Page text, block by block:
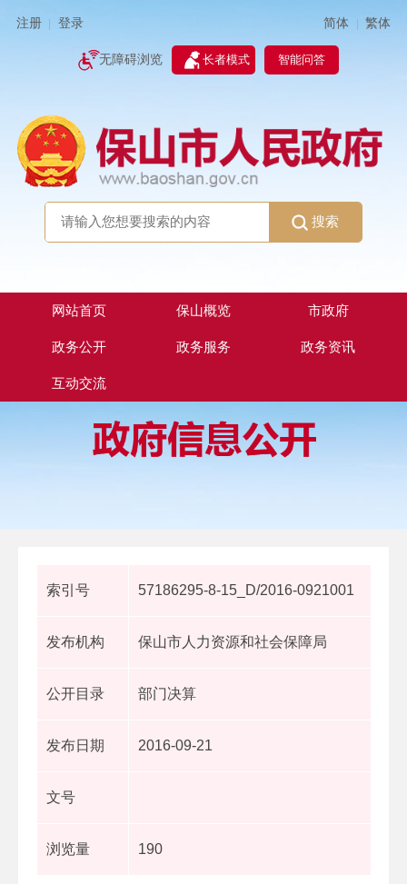
注册 登录 简体 | 繁体
无障碍浏览 长者模式 智能问答
搜索
网站首页 保山概览 市政府
政务公开 政务服务 政务资讯
互动交流
索引号 57186295-8-15_D/2016-0921001
发布机构 保山市人力资源和社会保障局
公开目录 部门决算
发布日期 2016-09-21
文号
浏览量 190